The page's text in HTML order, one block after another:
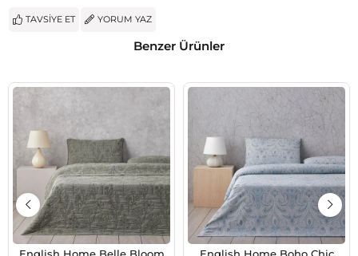
TAVSIYE ET YORUM YAZ
Benzer Ürünler
English Home Belle Bloom
English Home Boho Chic